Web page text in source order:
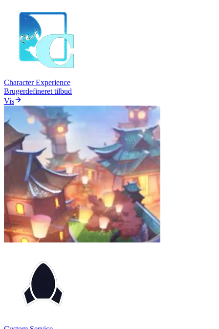
Character Experience
Brugerdefineret tilbud
Vis